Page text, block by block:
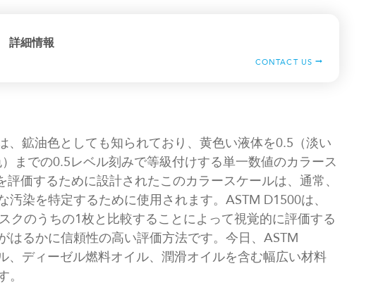
詳細情報
CONTACT US
、鉱油色としても知られており、黄色い液体を0.5（淡い
までの0.5レベル刻みで等級付けする単一数値のカラース
評価するために設計されたこのカラースケールは、通常、
染を特定するために使用されます。ASTM D1500は、
クのうちの1枚と比較することによって視覚的に評価する
はるかに信頼性の高い評価方法です。今日、ASTM
、ディーゼル燃料オイル、潤滑オイルを含む幅広い材料